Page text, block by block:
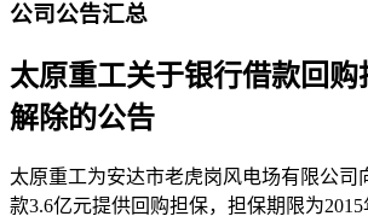
公司公告汇总
太原重工关于银行借款回
解除的公告
太原重工为安达市老虎岗风电场有限公司
款3.6亿元提供回购担保，担保期限为2015